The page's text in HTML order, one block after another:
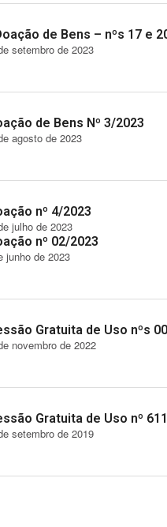
de Bens – nºs 17 e
setembro de 2023
de Bens Nº 3/2023
agosto de 2023
nº 4/2023
julho de 2023
nº 02/2023
junho de 2023
Gratuita de Uso nºs
novembro de 2022
Gratuita de Uso nº
setembro de 2019